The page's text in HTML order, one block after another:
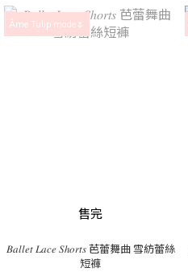
Âme Tulip made🌷
售完
𝐵𝑎𝑙𝑙𝑒𝑡 𝐿𝑎𝑐𝑒 𝑆ℎ𝑜𝑟𝑡𝑠 芭蕾舞曲 雪紡蕾絲
短褲